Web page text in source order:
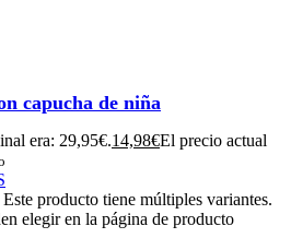
capucha de niña
era: 29,95€.14,98€El precio actual
Este producto tiene múltiples variantes.
elegir en la página de producto